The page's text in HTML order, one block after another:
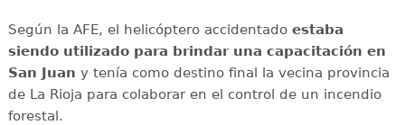
Según la AFE, el helicóptero accidentado estaba
siendo utilizado para brindar una capacitación en
San Juan y tenía como destino final la vecina provincia
de La Rioja para colaborar en el control de un incendio
forestal.